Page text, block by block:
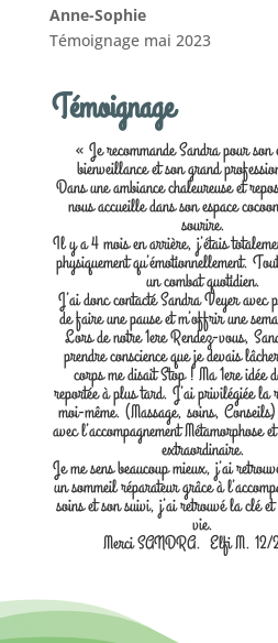
Anne-Sophie
Témoignage mai 2023
Témoignage
« Je recommande Sandra pour son
bienveillance et son grand
Dans une ambiance chaleureuse et
nous accueille dans son espace
sourire.
Il y a 4 mois en arrière, j’étais
physiquement qu’émotionnellement.
un combat quotidien.
J’ai donc contacté Sandra Veyer avec
de faire une pause et m’offrir une
Lors de notre 1ere Rendez-vous,
prendre conscience que je devais
corps me disait Stop ! Ma 1ere idée
reportée à plus tard. J’ai privilégiée la
moi-même. (Massage, soins,
avec l’accompagnement Métamorphose
extraordinaire.
Je me sens beaucoup mieux, j’ai
un sommeil réparateur grâce à
soins et son suivi, j’ai retrouvé la clé
vie.
Merci SANDRA. Elfi M. 12/